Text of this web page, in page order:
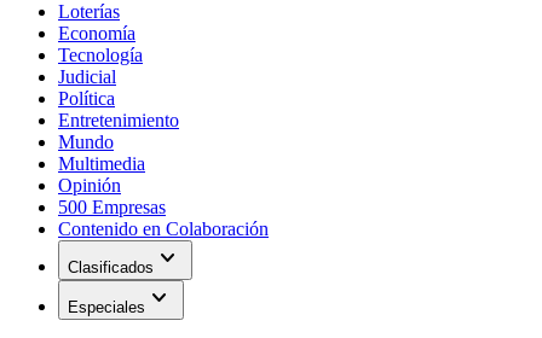
Loterías
Economía
Tecnología
Judicial
Política
Entretenimiento
Mundo
Multimedia
Opinión
500 Empresas
Contenido en Colaboración
Clasificados expand_more
Especiales expand_more